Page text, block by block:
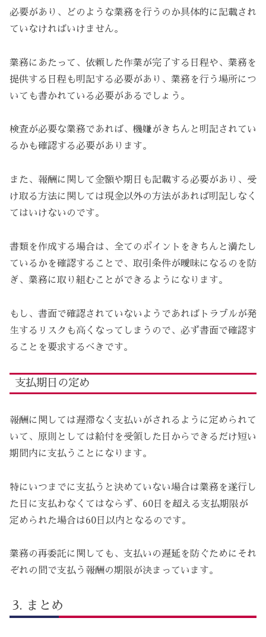
必要があり、どのような業務を行うのか具体的に記載され
ていなければいけません。
業務にあたって、依頼した作業が完了する日程や、業務を
提供する日程も明記する必要があり、業務を行う場所につ
いても書かれている必要があるでしょう。
検査が必要な業務であれば、機嫌がきちんと明記されてい
るかも確認する必要があります。
また、報酬に関して金額や期日も記載する必要があり、受
け取る方法に関しては現金以外の方法があれば明記しなく
てはいけないのです。
書類を作成する場合は、全てのポイントをきちんと満たし
ているかを確認することで、取引条件が曖昧になるのを防
ぎ、業務に取り組むことができるようになります。
もし、書面で確認されていないようであればトラブルが発
生するリスクも高くなってしまうので、必ず書面で確認す
ることを要求するべきです。
支払期日の定め
報酬に関しては遅滞なく支払いがされるように定められて
いて、原則としては給付を受領した日からできるだけ短い
期間内に支払うことになります。
特にいつまでに支払うと決めていない場合は業務を遂行し
た日に支払わなくてはならず、60日を超える支払期限が
定められた場合は60日以内となるのです。
業務の再委託に関しても、支払いの遅延を防ぐためにそれ
ぞれの間で支払う報酬の期限が決まっています。
まとめ